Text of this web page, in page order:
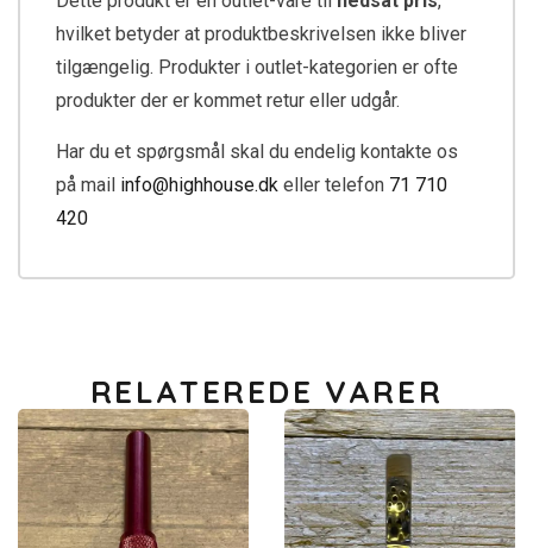
hvilket betyder at produktbeskrivelsen ikke bliver
tilgængelig. Produkter i outlet-kategorien er ofte
produkter der er kommet retur eller udgår.
Har du et spørgsmål skal du endelig kontakte os
på mail info@highhouse.dk eller telefon 71 710
420
RELATEREDE VARER